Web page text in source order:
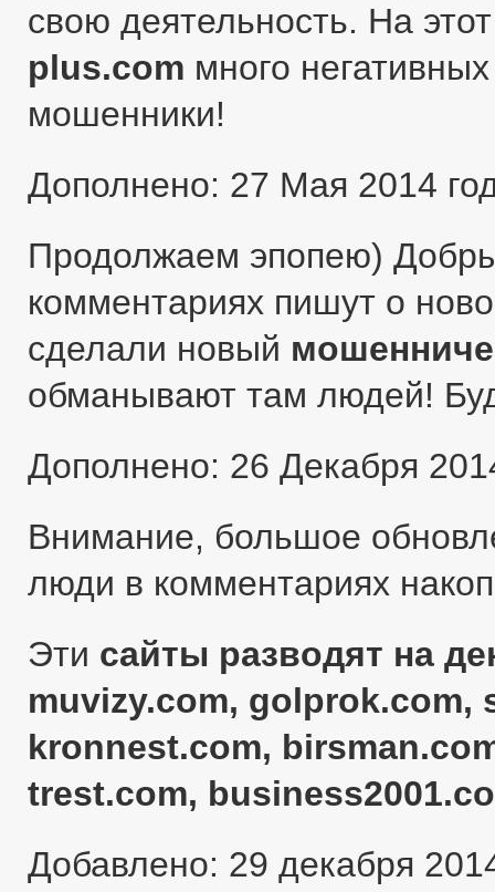
свою деятельность. На
plus.com много
мошенники!
Дополнено: 27 Мая 2014
Продолжаем эпопею)
комментариях пишут о
сделали новый
обманывают там людей!
Дополнено: 26 Декабря
Внимание, большое
люди в комментариях
Эти сайты разводят на
muvizy.com, golprok.com,
kronnest.com,
trest.com,
Добавлено: 29 декабря